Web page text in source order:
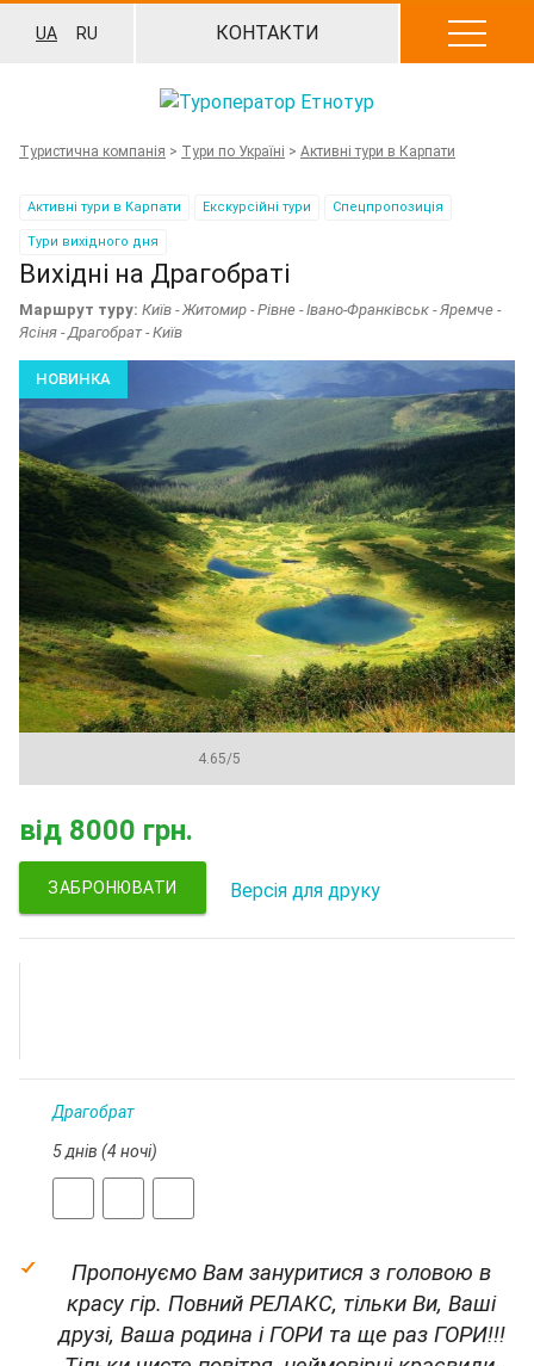
UA RU КОНТАКТИ
Туристична компанія > Тури по Україні > Активні тури в Карпати
Активні тури в Карпати Екскурсійні тури Спецпропозиція
Тури вихідного дня
Вихідні на Драгобраті
Маршрут туру: Київ - Житомир - Рівне - Івано-Франківськ - Яремче -
Ясіня - Драгобрат - Київ
НОВИНКА
4.65/5
від 8000 грн.
ЗАБРОНЮВАТИ Версія для друку
Драгобрат
5 днів (4 ночі)
Пропонуємо Вам зануритися з головою в
красу гір. Повний РЕЛАКС, тільки Ви, Ваші
друзі, Ваша родина і ГОРИ та ще раз ГОРИ!!!